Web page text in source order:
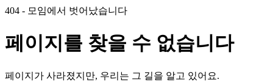
404 - 모임에서 벗어났습니다
페이지를 찾을 수 없습니다
페이지가 사라졌지만, 우리는 그 길을 알고 있어요.